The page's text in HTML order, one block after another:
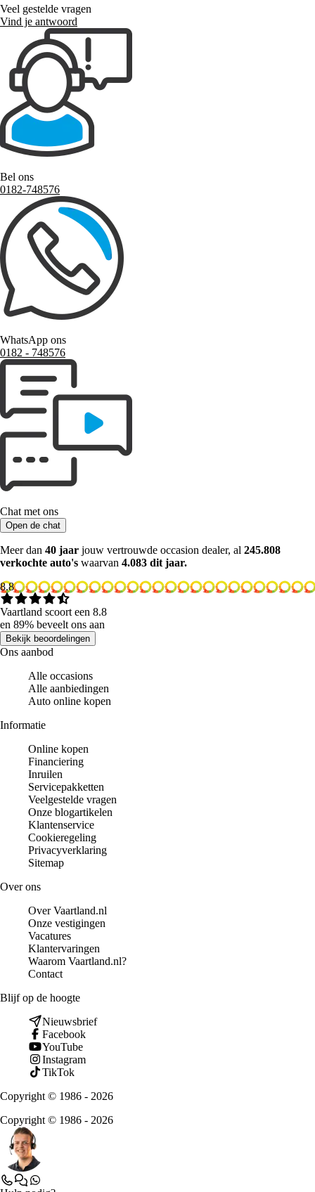
Veel gestelde vragen
Vind je antwoord
Bel ons
0182-748576
WhatsApp ons
0182 ‑ 748576
Chat met ons
Open de chat
Meer dan 40 jaar jouw vertrouwde occasion dealer, al 245.808
verkochte auto's waarvan 4.083 dit jaar.
8.8
Vaartland scoort een 8.8
en 89% beveelt ons aan
Bekijk beoordelingen
Ons aanbod
Alle occasions
Alle aanbiedingen
Auto online kopen
Informatie
Online kopen
Financiering
Inruilen
Servicepakketten
Veelgestelde vragen
Onze blogartikelen
Klantenservice
Cookieregeling
Privacyverklaring
Sitemap
Over ons
Over Vaartland.nl
Onze vestigingen
Vacatures
Klantervaringen
Waarom Vaartland.nl?
Contact
Blijf op de hoogte
Nieuwsbrief
Facebook
YouTube
Instagram
TikTok
Copyright © 1986 - 2026
Copyright © 1986 - 2026